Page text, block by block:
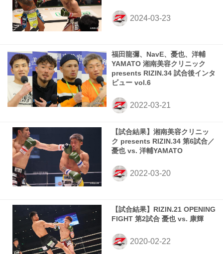
福田龍彌、NavE、憂也、洋輔
YAMATO 湘南美容クリニック
presents RIZIN.34 試合後インタ
ビュー vol.6
【試合結果】湘南美容クリニッ
ク presents RIZIN.34 第6試合／
憂也 vs. 洋輔YAMATO
【試合結果】RIZIN.21 OPENING
FIGHT 第2試合 憂也 vs. 康輝